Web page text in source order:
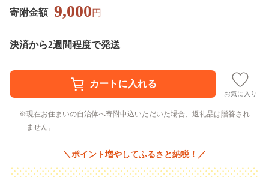
寄附金額 9,000円
決済から2週間程度で発送
お気に入り
現在お住まいの自治体へ寄附申込いただいた場合、返礼品は贈答され
ません。
＼ポイント増やしてふるさと納税！／